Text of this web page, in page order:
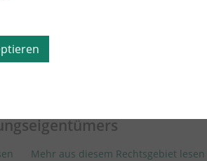
Abramenko
Mehr aus diesem Rechtsgebiet lesen